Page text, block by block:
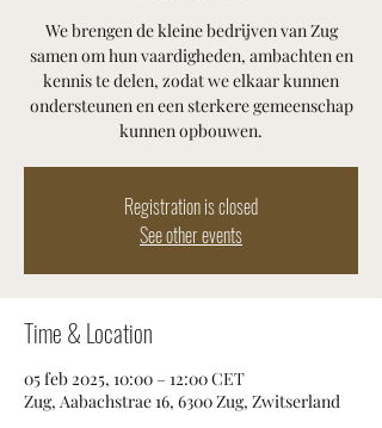
We brengen de kleine bedrijven van Zug
samen om hun vaardigheden, ambachten en
kennis te delen, zodat we elkaar kunnen
ondersteunen en een sterkere gemeenschap
kunnen opbouwen.
Registration is closed
See other events
Time & Location
05 feb 2025, 10:00 – 12:00 CET
Zug, Aabachstrae 16, 6300 Zug, Zwitserland